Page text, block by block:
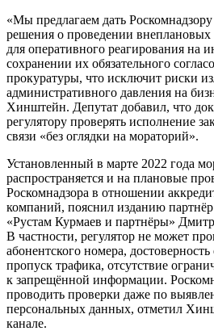
«Мы предлагаем дать
решения о проведении
для оперативного реагирования на
сохранении их обязательного
прокуратуры, что исключит риски
административного давления на
Хинштейн. Депутат добавил, что
регулятору проверять исполнение
связи «без оглядки на мораторий».
Установленный в марте 2022 года
распространяется и на плановые
Роскомнадзора в отношении
компаний, пояснил изданию
«Рустам Курмаев и партнёры»
В частности, регулятор не может
абонентского номера,
пропуск трафика, отсутствие
к запрещённой информации.
проводить проверки даже по
персональных данных, отметил
канале.